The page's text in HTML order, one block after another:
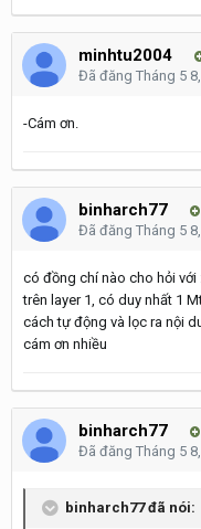
minhtu2004
Đã đăng Tháng 5
-Cám ơn.
binharch77
Đã đăng Tháng 5
có đồng chí nào cho hỏi với
trên layer 1, có duy nhất 1
cách tự động và lọc ra nội
cám ơn nhiều
binharch77
Đã đăng Tháng 5
binharch77 đã nói: